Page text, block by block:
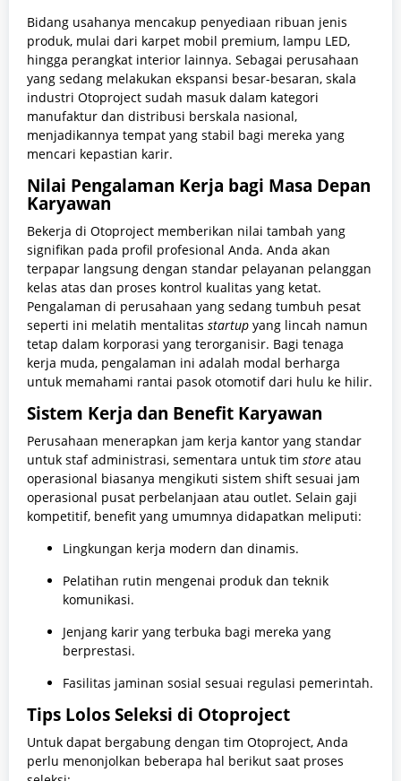
Bidang usahanya mencakup penyediaan ribuan jenis
produk, mulai dari karpet mobil premium, lampu LED,
hingga perangkat interior lainnya. Sebagai perusahaan
yang sedang melakukan ekspansi besar-besaran, skala
industri Otoproject sudah masuk dalam kategori
manufaktur dan distribusi berskala nasional,
menjadikannya tempat yang stabil bagi mereka yang
mencari kepastian karir.
Nilai Pengalaman Kerja bagi Masa Depan
Karyawan
Bekerja di Otoproject memberikan nilai tambah yang
signifikan pada profil profesional Anda. Anda akan
terpapar langsung dengan standar pelayanan pelanggan
kelas atas dan proses kontrol kualitas yang ketat.
Pengalaman di perusahaan yang sedang tumbuh pesat
seperti ini melatih mentalitas startup yang lincah namun
tetap dalam korporasi yang terorganisir. Bagi tenaga
kerja muda, pengalaman ini adalah modal berharga
untuk memahami rantai pasok otomotif dari hulu ke hilir.
Sistem Kerja dan Benefit Karyawan
Perusahaan menerapkan jam kerja kantor yang standar
untuk staf administrasi, sementara untuk tim store atau
operasional biasanya mengikuti sistem shift sesuai jam
operasional pusat perbelanjaan atau outlet. Selain gaji
kompetitif, benefit yang umumnya didapatkan meliputi:
Lingkungan kerja modern dan dinamis.
Pelatihan rutin mengenai produk dan teknik
komunikasi.
Jenjang karir yang terbuka bagi mereka yang
berprestasi.
Fasilitas jaminan sosial sesuai regulasi pemerintah.
Tips Lolos Seleksi di Otoproject
Untuk dapat bergabung dengan tim Otoproject, Anda
perlu menonjolkan beberapa hal berikut saat proses